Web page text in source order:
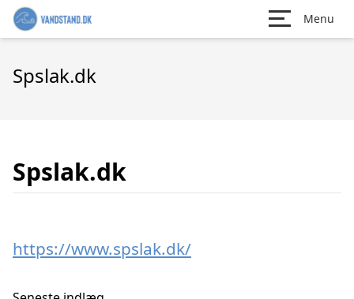
Menu
Spslak.dk
Spslak.dk
https://www.spslak.dk/